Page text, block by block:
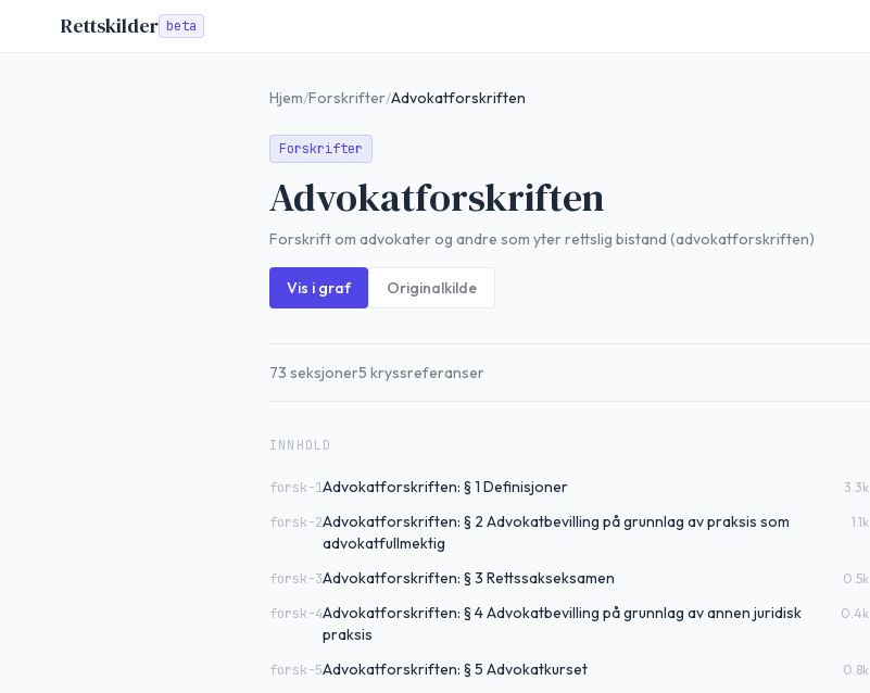
Rettskilder beta
Hjem/Forskrifter/Advokatforskriften
Forskrifter
Advokatforskriften
Forskrift om advokater og andre som yter rettslig bistand (advokatforskriften)
Vis i graf Originalkilde
73 seksjoner5 kryssreferanser
INNHOLD
forsk-1Advokatforskriften: § 1 Definisjoner 3.3k
forsk-2Advokatforskriften: § 2 Advokatbevilling på grunnlag av praksis som
advokatfullmektig
1.1k
forsk-3Advokatforskriften: § 3 Rettssakseksamen 0.5k
forsk-4Advokatforskriften: § 4 Advokatbevilling på grunnlag av annen juridisk
praksis
0.4k
forsk-5Advokatforskriften: § 5 Advokatkurset 0.8k